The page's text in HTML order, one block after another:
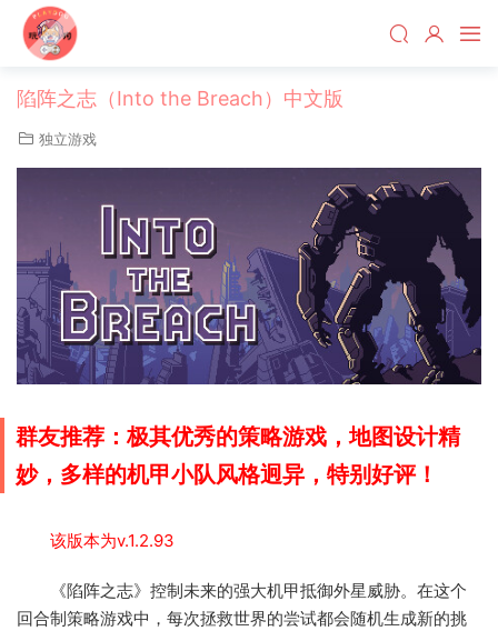
陷阵之志（Into the Breach）中文版
独立游戏
群友推荐：极其优秀的策略游戏，地图设计精
妙，多样的机甲小队风格迥异，特别好评！
该版本为v.1.2.93
《陷阵之志》控制未来的强大机甲抵御外星威胁。在这个
回合制策略游戏中，每次拯救世界的尝试都会随机生成新的挑